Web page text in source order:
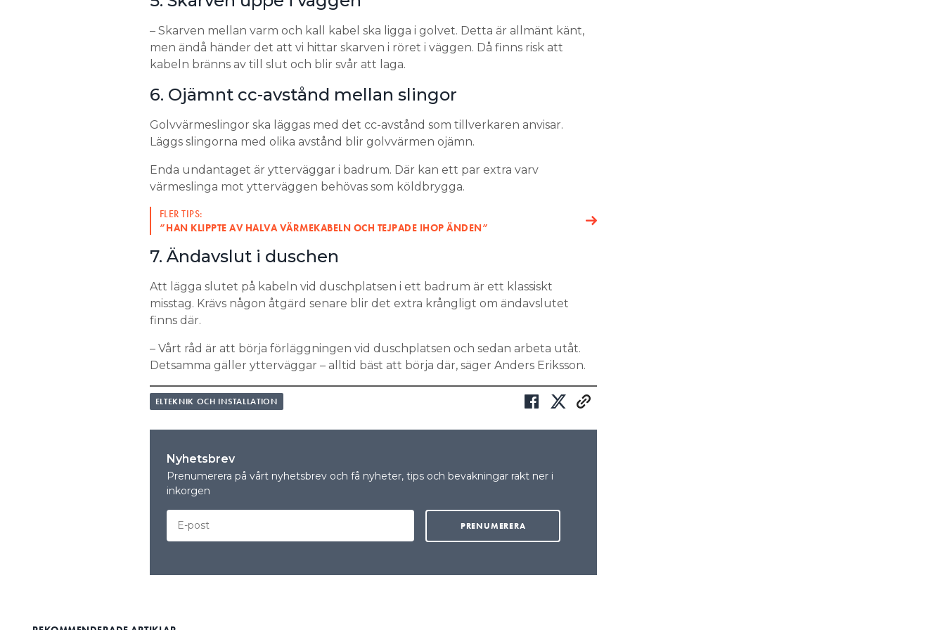
– Skarven mellan varm och kall kabel ska ligga i golvet. Detta är allmänt känt,
men ändå händer det att vi hittar skarven i röret i väggen. Då finns risk att
kabeln bränns av till slut och blir svår att laga.
6. Ojämnt cc-avstånd mellan slingor
Golvvärmeslingor ska läggas med det cc-avstånd som tillverkaren anvisar.
Läggs slingorna med olika avstånd blir golvvärmen ojämn.
Enda undantaget är ytterväggar i badrum. Där kan ett par extra varv
värmeslinga mot ytterväggen behövas som köldbrygga.
FLER TIPS:
”HAN KLIPPTE AV HALVA VÄRMEKABELN OCH TEJPADE IHOP ÄNDEN”
7. Ändavslut i duschen
Att lägga slutet på kabeln vid duschplatsen i ett badrum är ett klassiskt
misstag. Krävs någon åtgärd senare blir det extra krångligt om ändavslutet
finns där.
– Vårt råd är att börja förläggningen vid duschplatsen och sedan arbeta utåt.
Detsamma gäller ytterväggar – alltid bäst att börja där, säger Anders Eriksson.
ELTEKNIK OCH INSTALLATION
Nyhetsbrev
Prenumerera på vårt nyhetsbrev och få nyheter, tips och bevakningar rakt ner i
inkorgen